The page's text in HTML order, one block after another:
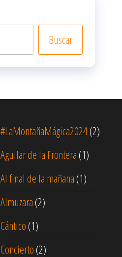
Buscar
#LaMontañaMágica2024(2)
Aguilar de la Frontera (1)
Al final de la mañana (1)
Almuzara (2)
Cántico (1)
Concierto (2)